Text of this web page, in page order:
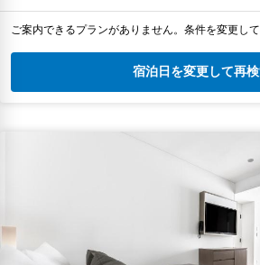
ご案内できるプランがありません。条件を変更し
宿泊日を変更して再